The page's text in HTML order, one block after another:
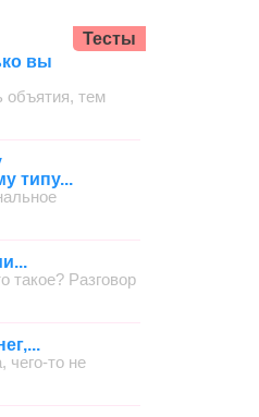
Тесты
вы
тем
типу...
такое? Разговор
чего-то не